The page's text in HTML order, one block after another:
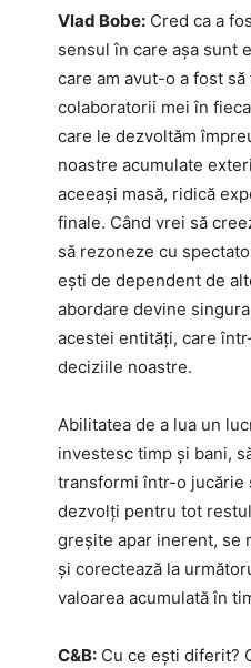
Vlad Bobe: Cred ca a
sensul în care așa sunt
care am avut-o a fost
colaboratorii mei în
care le dezvoltăm
noastre acumulate
aceeași masă, ridică
finale. Când vrei să
să rezoneze cu
ești de dependent de
abordare devine
acestei entități, care
deciziile noastre.
Abilitatea de a lua un
investesc timp și bani,
transformi într-o jucărie
dezvolți pentru tot
greșite apar inerent, se
și corectează la
valoarea acumulată în
C&B: Cu ce ești diferit?